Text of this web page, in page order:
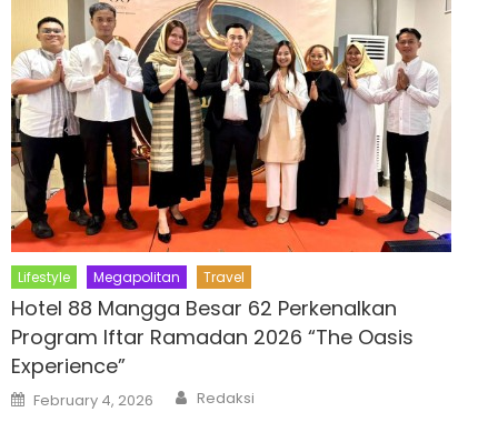
Lifestyle Megapolitan Travel
Hotel 88 Mangga Besar 62 Perkenalkan
Program Iftar Ramadan 2026 “The Oasis
Experience”
Posted
on
February 4, 2026 Author
Redaksi